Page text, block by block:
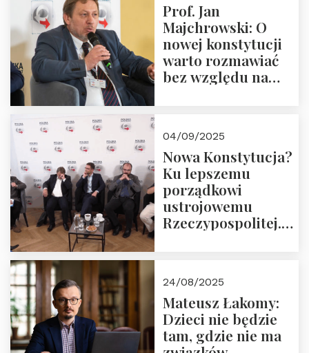
Prof. Jan
Majchrowski: O
nowej konstytucji
warto rozmawiać
bez względu na
04/09/2025
Nowa Konstytucja?
Ku lepszemu
porządkowi
ustrojowemu
Rzeczypospolitej.
24/08/2025
Mateusz Łakomy:
Dzieci nie będzie
tam, gdzie nie ma